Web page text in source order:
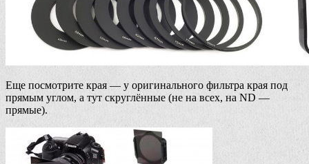
Еще посмотрите края — у оригинального фильтра края под
прямым углом, а тут скруглённые (не на всех, на ND —
прямые).